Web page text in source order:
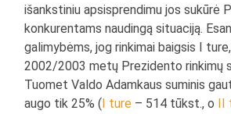
išankstiniu apsisprendimu jos sukūrė
konkurentams naudingą situaciją.
galimybėms, jog rinkimai baigsis I
2002/2003 metų Prezidento rinkimų
Tuomet Valdo Adamkaus suminis
augo tik 25% ( I ture – 514 tūkst., o